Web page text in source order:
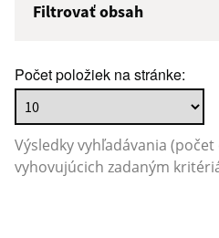
Filtrovať obsah
Popis:
Dátum zverejnenia od:
Počet položiek na stránke:
Výsledky vyhľadávania
vyhovujúcich zadaným